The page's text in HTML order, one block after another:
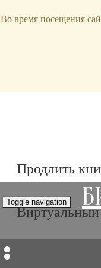
bibl-
Продлить
Виртуальный
Toggle navigation
Во время посещения